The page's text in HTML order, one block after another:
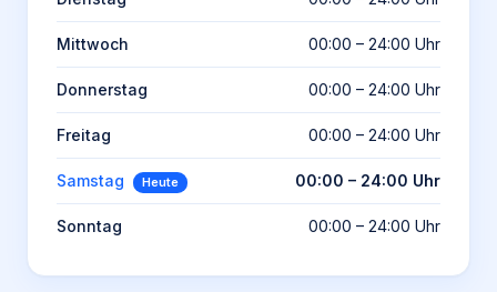
Mittwoch 00:00 – 24:00 Uhr
Donnerstag 00:00 – 24:00 Uhr
Freitag 00:00 – 24:00 Uhr
Samstag Heute 00:00 – 24:00 Uhr
Sonntag 00:00 – 24:00 Uhr